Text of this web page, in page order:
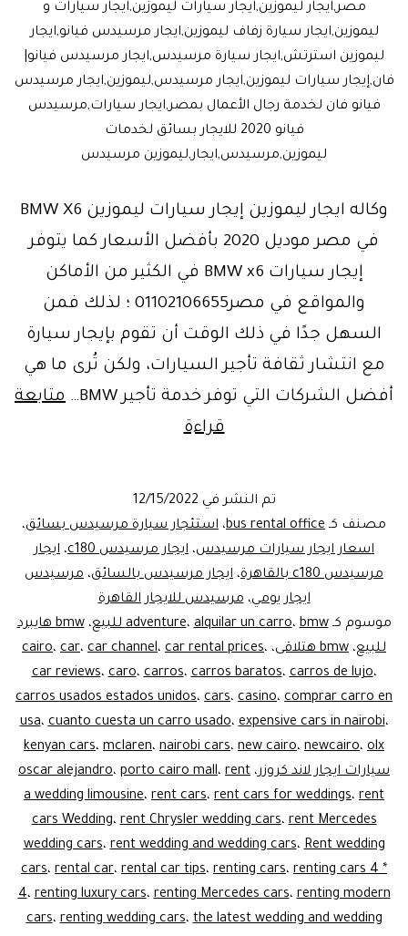
مصر,ايجار ليموزين,ايجار سيارات ليموزين,ايجار سيارات و
ليموزين,ايجار سيارة زفاف ليموزين,ايجار مرسيدس فيانو,ايجار
ليموزين استرتش,ايجار سيارة مرسيدس,ايجار مرسيدس فيانو|
فان,إيجار سيارات ليموزين,ايجار مرسيدس,ليموزين,ايجار مرسيدس
فيانو فان لخدمة رجال الأعمال بمصر,ايجار سيارات,مرسيدس
فيانو 2020 للايجار بسائق لخدمات
ليموزين,مرسيدس,ايجار,ليموزين مرسيدس
وكاله ايجار ليموزين إيجار سيارات ليموزين BMW X6
في مصر موديل 2020 بأفضل الأسعار كما يتوفر
إيجار سيارات BMW x6 في الكثير من الأماكن
والمواقع في مصر01102106655 ؛ لذلك فمن
السهل جدًا في ذلك الوقت أن تقوم بإيجار سيارة
مع انتشار ثقافة تأجير السيارات، ولكن تُرى ما هي
أفضل الشركات التي توفر خدمة تأجير BMW…
متابعة
قراءةLimousine
ايجار
ليموزين
تم النشر في 12/15/2022
مصنف كـ bus rental office، استئجار سيارة مرسيدس بسائق،
اسعار ايجار سيارات مرسيدس، ايجار مرسيدس c180 ، ايجار
مرسيدس c180 بالقاهرة
، ايجار مرسيدس بالسائق، مرسيدس
ايجار يومي،مرسيدس للايجار القاهرة
موسوم كـ
adventure،alquilar un carro،bmw للبيع ،
bmw هايبرد
للبيع، bmw هتلاقى ، cairo، car، car channel، car rental prices،
car reviews،caro،carros،carros baratos،carros de lujo،
carros usados estados unidos، cars، casino، comprar carro en
usa،cuanto cuesta un carro usado،expensive cars in nairobi،
kenyan cars، mclaren، nairobi cars، new cairo، newcairo، olx
سيارات ايجار لاند كروزر، oscar alejandro، porto cairo mall، rent
a wedding limousine، rent cars، rent cars for weddings، rent
cars Wedding،rent Chrysler wedding cars،rent Mercedes
wedding cars،rent wedding and wedding cars،Rent wedding
cars، rental car، rental car tips، renting cars، renting cars 4 *
4،renting luxury cars،renting Mercedes cars،renting modern
cars،renting wedding cars،the latest wedding and wedding